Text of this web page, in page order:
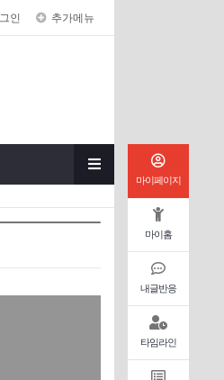
인 추가메뉴
마이페이지
마이홈
내글반응
타임라인